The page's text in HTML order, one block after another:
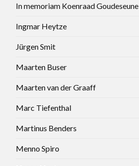
In memoriam Koenraad Goudeseune
Ingmar Heytze
Jürgen Smit
Maarten Buser
Maarten van der Graaff
Marc Tiefenthal
Martinus Benders
Menno Spiro